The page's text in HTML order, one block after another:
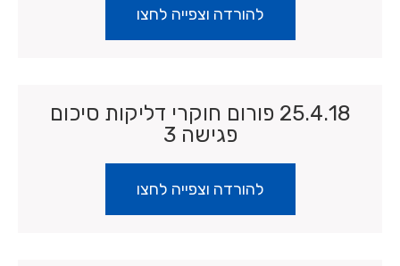
להורדה וצפייה לחצו
25.4.18 פורום חוקרי דליקות סיכום
פגישה 3
להורדה וצפייה לחצו